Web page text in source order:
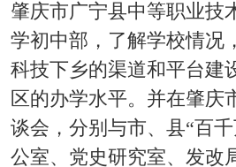
肇庆市广宁县中等职业技
学初中部，了解学校情况
科技下乡的渠道和平台建
区的办学水平。并在肇庆
谈会，分别与市、县“百
公室、党史研究室、发改